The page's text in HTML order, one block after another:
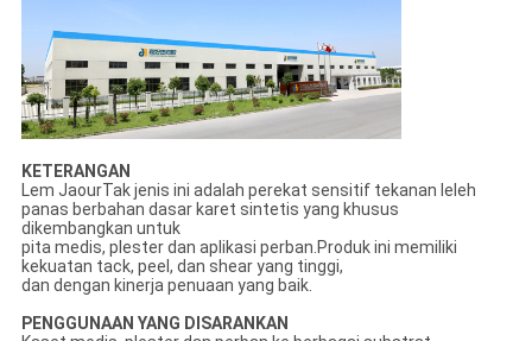
KETERANGAN
Lem JaourTak jenis ini adalah perekat sensitif tekanan leleh
panas berbahan dasar karet sintetis yang khusus
dikembangkan untuk
pita medis, plester dan aplikasi perban.Produk ini memiliki
kekuatan tack, peel, dan shear yang tinggi,
dan dengan kinerja penuaan yang baik.
PENGGUNAAN YANG DISARANKAN